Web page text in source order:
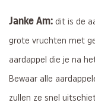
Janke Am: dit is de
grote vruchten met
aardappel die je na
Bewaar alle
zullen ze snel